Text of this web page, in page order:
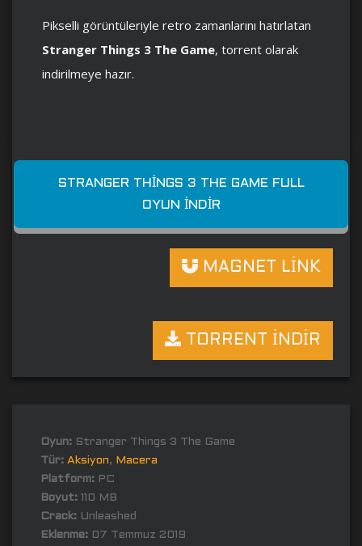
Pikselli görüntüleriyle retro zamanlarını hatırlatan
Stranger Things 3 The Game, torrent olarak
indirilmeye hazır.
STRANGER THINGS 3 THE GAME FULL
OYUN İNDIR
MAGNET LİNK
TORRENT İNDİR
Oyun: Stranger Things 3 The Game
Tür: Aksiyon,
Macera
Platform: PC
Boyut: 110 MB
Crack: Unleashed
Eklenme: 07 Temmuz 2019